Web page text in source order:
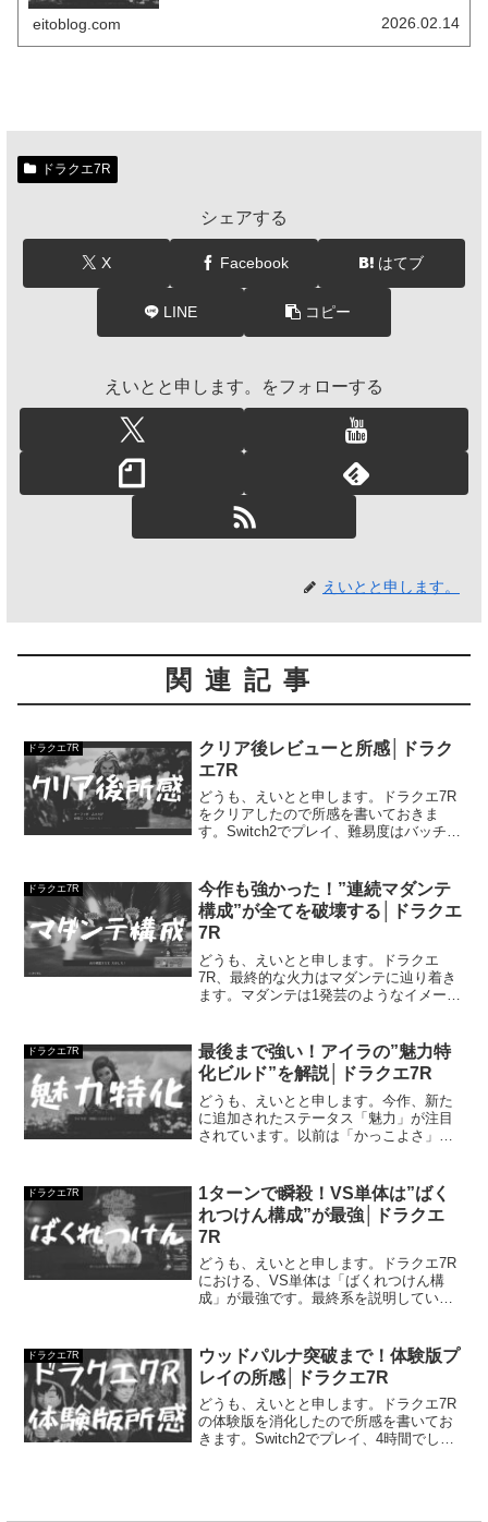
eitoblog.com 2026.02.14
ドラクエ7R
シェアする
X Facebook はてブ
LINE コピー
えいとと申します。をフォローする
えいとと申します。
関連記事
ドラクエ7R
クリア後レビューと所感│ドラク
エ7R
どうも、えいとと申します。ドラクエ7R
をクリアしたので所感を書いておきま
す。Switch2でプレイ、難易度はバッチリ
日2026.2.5メタスコア83個人レビュー...
ドラクエ7R
今作も強かった！”連続マダンテ
構成”が全てを破壊する│ドラクエ
7R
どうも、えいとと申します。ドラクエ
7R、最終的な火力はマダンテに辿り着き
ます。マダンテは1発芸のようなイメージ
備さえしっかりすれば…ですが。内容を
まとめておきますので参...
ドラクエ7R
最後まで強い！アイラの”魅力特
化ビルド”を解説│ドラクエ7R
どうも、えいとと申します。今作、新た
に追加されたステータス「魅力」が注目
されています。以前は「かっこよさ」で
とされていました。魅力へ変更と共に仕
様も変化し、戦闘に影響す...
ドラクエ7R
1ターンで瞬殺！VS単体は”ばく
れつけん構成”が最強│ドラクエ
7R
どうも、えいとと申します。ドラクエ7R
における、VS単体は「ばくれつけん構
成」が最強です。最終系を説明していき
く、転職直後から狙っていけます。(火力
は落ちますけどね)今...
ドラクエ7R
ウッドパルナ突破まで！体験版プ
レイの所感│ドラクエ7R
どうも、えいとと申します。ドラクエ7R
の体験版を消化したので所感を書いてお
きます。Switch2でプレイ、4時間でし